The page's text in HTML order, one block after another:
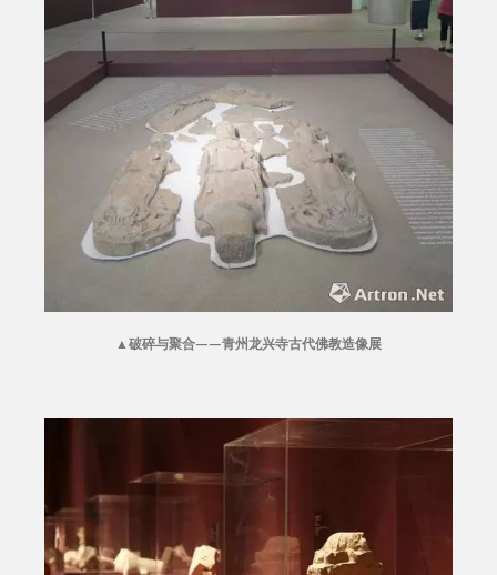
▲破碎与聚合——青州龙兴寺古代佛教造像展